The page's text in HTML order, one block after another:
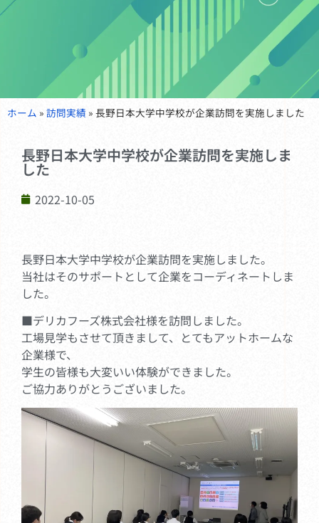
ホーム » 訪問実績 » 長野日本大学中学校が企業訪問を実施しました
長野日本大学中学校が企業訪問を実施しま
した
2022-10-05
長野日本大学中学校が企業訪問を実施しました。
当社はそのサポートとして企業をコーディネートしま
した。
■デリカフーズ株式会社様を訪問しました。
工場見学もさせて頂きまして、とてもアットホームな
企業様で、
学生の皆様も大変いい体験ができました。
ご協力ありがとうございました。